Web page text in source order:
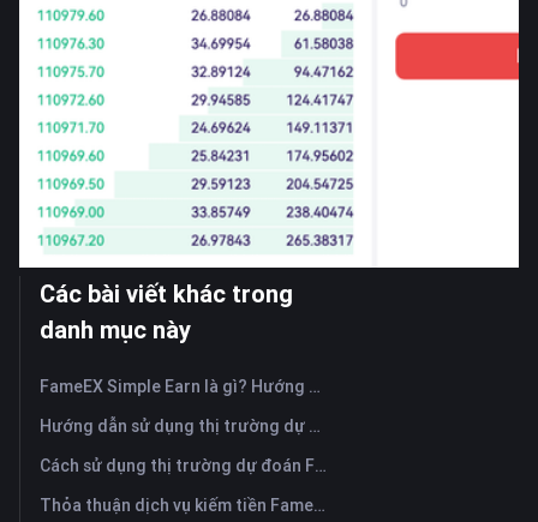
Các bài viết khác trong
danh mục này
FameEX Simple Earn là gì? Hướng dẫn về các sản phẩm linh hoạt và cố định
Hướng dẫn sử dụng thị trường dự đoán FameEX? (Ứng dụng)
Cách sử dụng thị trường dự đoán FameEX? (Trang web)
Thỏa thuận dịch vụ kiếm tiền FameEX